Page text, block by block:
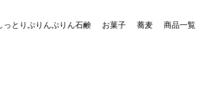
っとりぷりんぷりん石鹸 お菓子 蕎麦 商品一覧